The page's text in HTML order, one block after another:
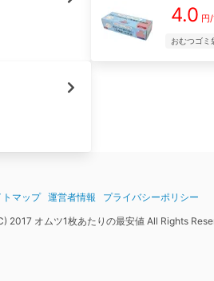
4.0 円/
おむつゴミ
トマップ 運営者情報
プライバシーポリシー
2017 オムツ1枚あたりの最安値 All Rights